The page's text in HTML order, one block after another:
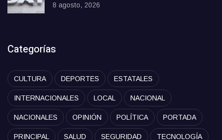
8 agosto, 2026
Categorías
CULTURA DEPORTES ESTATALES
INTERNACIONALES LOCAL NACIONAL
NACIONALES OPINIÓN POLÍTICA PORTADA
PRINCIPAL SALUD SEGURIDAD TECNOLOGÍA